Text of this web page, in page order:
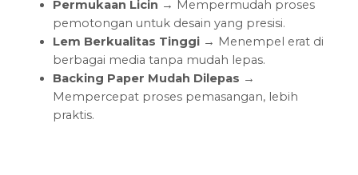
Permukaan Licin → Mempermudah proses
pemotongan untuk desain yang presisi.
Lem Berkualitas Tinggi → Menempel erat di
berbagai media tanpa mudah lepas.
Backing Paper Mudah Dilepas →
Mempercepat proses pemasangan, lebih
praktis.